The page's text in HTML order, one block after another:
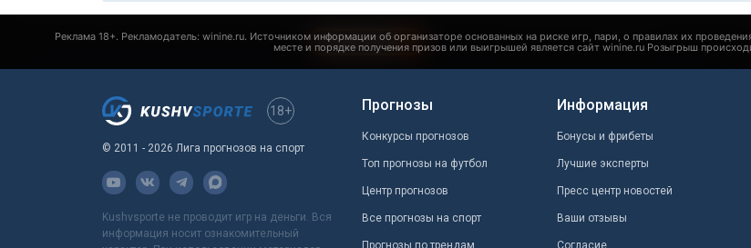
18+
© 2011 - 2026 Лига прогнозов на спорт
Kushvsporte не проводит игр на деньги. Вся
информация носит ознакомительный
Прогнозы
Конкурсы прогнозов
Топ прогнозы на футбол
Центр прогнозов
Все прогнозы на спорт
Прогнозы по трендам
Информация
Бонусы и фрибеты
Лучшие эксперты
Пресс центр новостей
Ваши отзывы
Согласие